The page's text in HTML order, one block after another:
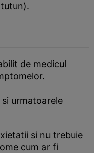
de medicul
urmatoarele
si nu trebuie
cum ar fi